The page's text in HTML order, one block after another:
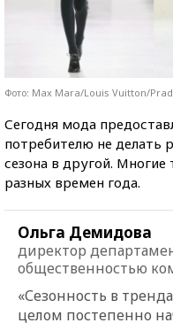
Фото: Max Mara/Louis Vuitton/
Сегодня мода
потребителю не делать
сезона в другой.
разных времен года.
Ольга Демидова
директор
общественностью
«Сезонность в
целом постепенно